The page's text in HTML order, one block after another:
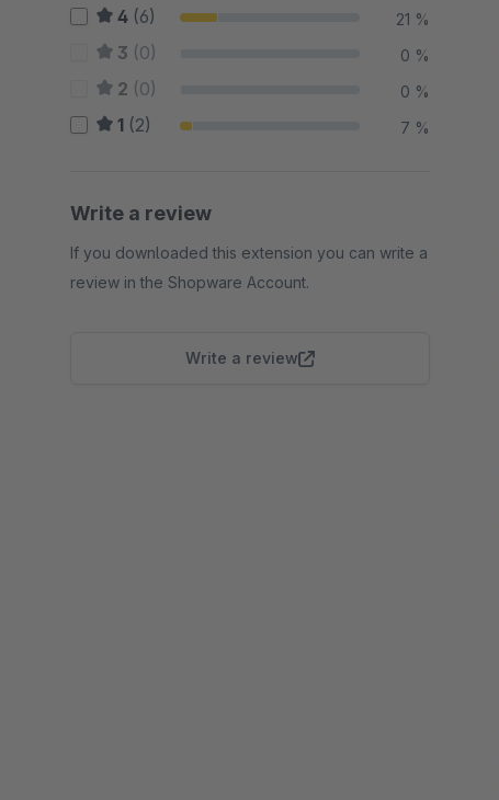
4 (6) 21 %
3 (0) 0 %
2 (0) 0 %
1 (2) 7 %
Write a review
If you downloaded this extension you can write a
review in the Shopware Account.
Write a review